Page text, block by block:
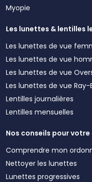
Myopie
Les lunettes & lentilles
Les lunettes de vue
Les lunettes de vue
Les lunettes de vue
Les lunettes de vue Ray-
Lentilles journalières
Lentilles mensuelles
Nos conseils pour
Comprendre mon
Nettoyer les lunettes
Lunettes progressives